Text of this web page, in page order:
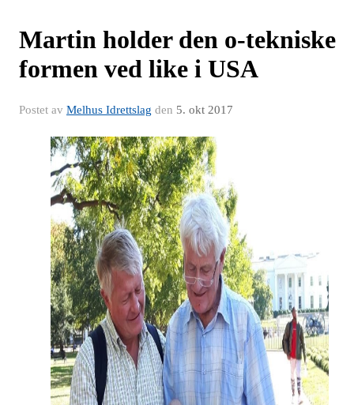
Martin holder den o-tekniske
formen ved like i USA
Postet av Melhus Idrettslag den 5. okt 2017